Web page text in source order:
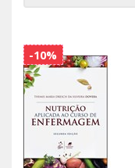
-10%